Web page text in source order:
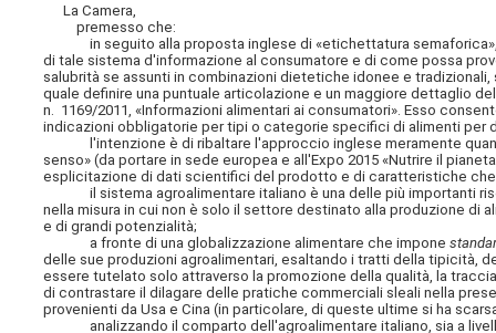
La Camera,
premesso che:
in seguito alla proposta inglese di «etichettatura semaforica»,
di tale sistema d'informazione al consumatore e di come possa
salubrità se assunti in combinazioni dietetiche idonee e
quale definire una puntuale articolazione e un maggiore dettaglio
n. 1169/2011, «Informazioni alimentari ai consumatori». Esso
indicazioni obbligatorie per tipi o categorie specifici di alimenti per
l'intenzione è di ribaltare l'approccio inglese meramente
senso» (da portare in sede europea e all'Expo 2015 «Nutrire il
esplicitazione di dati scientifici del prodotto e di caratteristiche
il sistema agroalimentare italiano è una delle più importanti
nella misura in cui non è solo il settore destinato alla produzione di
e di grandi potenzialità;
a fronte di una globalizzazione alimentare che impone
delle sue produzioni agroalimentari, esaltando i tratti della tipicità,
essere tutelato solo attraverso la promozione della qualità, la
di contrastare il dilagare delle pratiche commerciali sleali nella
provenienti da Usa e Cina (in particolare, di queste ultime si ha
analizzando il comparto dell'agroalimentare italiano, sia a